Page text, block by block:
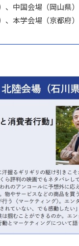
中国会場（岡山県
本学会場（京都府